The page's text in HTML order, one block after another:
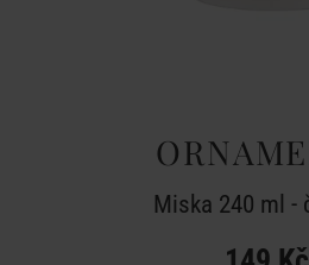
Miska 240 ml -